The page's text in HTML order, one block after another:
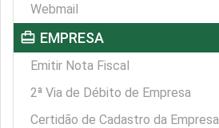
Webmail
card_travel EMPRESA
Emitir Nota Fiscal
2ª Via de Débito de Empresa
Certidão de Cadastro da Empresa